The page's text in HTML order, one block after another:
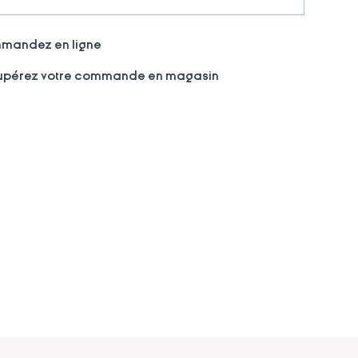
en ligne
votre commande en magasin